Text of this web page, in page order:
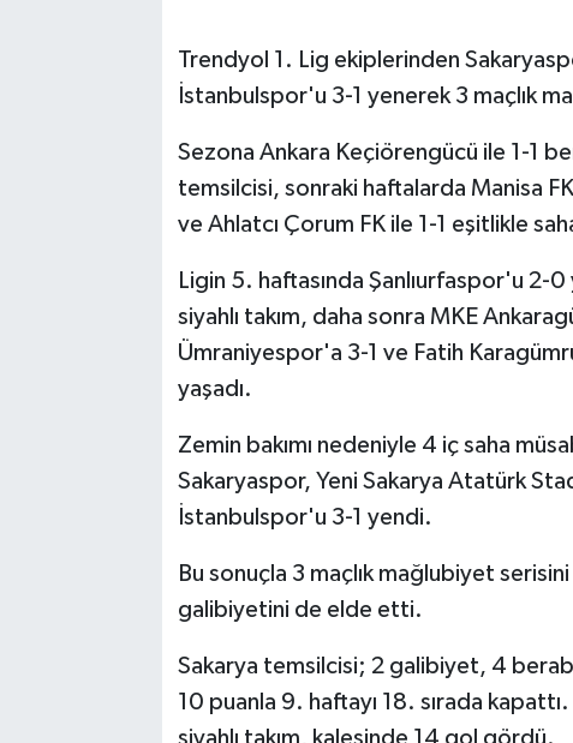
Trendyol 1. Lig ekiplerinden
İstanbulspor'u 3-1 yenerek 3 maçlık
Sezona Ankara Keçiörengücü ile 1-1
temsilcisi, sonraki haftalarda Manisa
ve Ahlatcı Çorum FK ile 1-1 eşitlikle
Ligin 5. haftasında Şanlıurfaspor'u
siyahlı takım, daha sonra MKE
Ümraniyespor'a 3-1 ve Fatih
yaşadı.
Zemin bakımı nedeniyle 4 iç saha
Sakaryaspor, Yeni Sakarya Atatürk
İstanbulspor'u 3-1 yendi.
Bu sonuçla 3 maçlık mağlubiyet
galibiyetini de elde etti.
Sakarya temsilcisi; 2 galibiyet, 4
10 puanla 9. haftayı 18. sırada